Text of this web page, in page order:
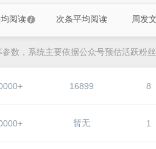
阅读 次条平均阅读 周发
数，系统主要依据公众号预估活跃粉丝
16899 8
暂无 1